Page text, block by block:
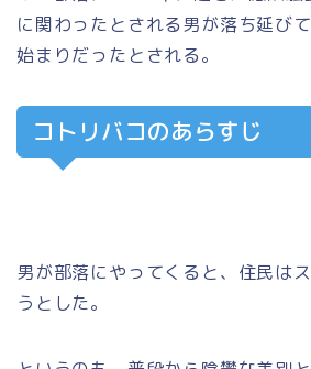
に関わったとされる男が落ち延び
始まりだったとされる。
コトリバコのあらすじ
男が部落にやってくると、住民は
うとした。